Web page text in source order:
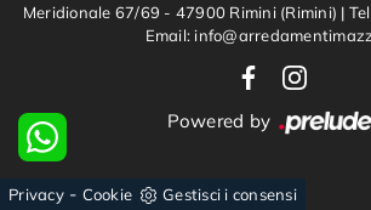
Meridionale 67/69 - 47900 Rimini (Rimini) |
Email:
Powered by
Privacy- Cookie Gestisci i consensi